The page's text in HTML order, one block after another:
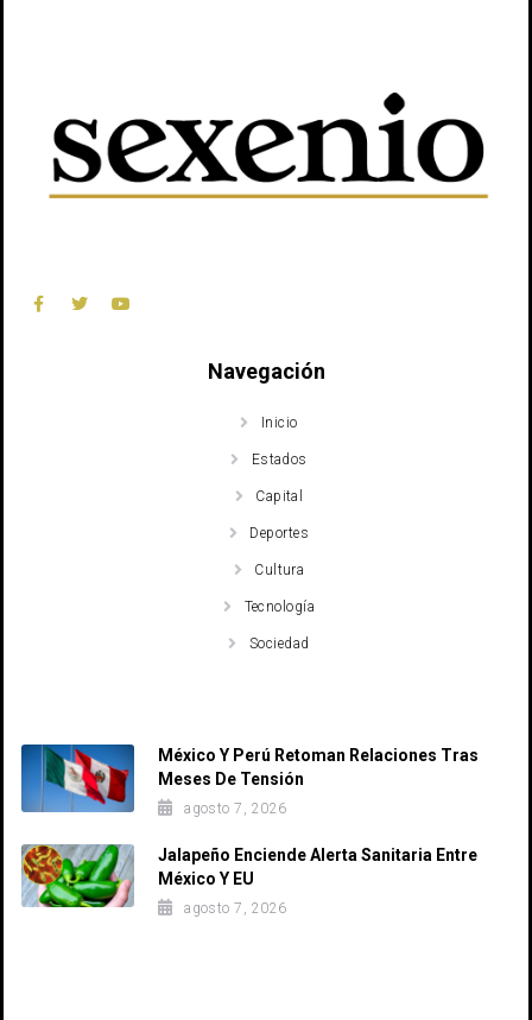
Navegación
Inicio
Estados
Capital
Deportes
Cultura
Tecnología
Sociedad
México Y Perú Retoman Relaciones Tras
Meses De Tensión
agosto 7, 2026
Jalapeño Enciende Alerta Sanitaria Entre
México Y EU
agosto 7, 2026